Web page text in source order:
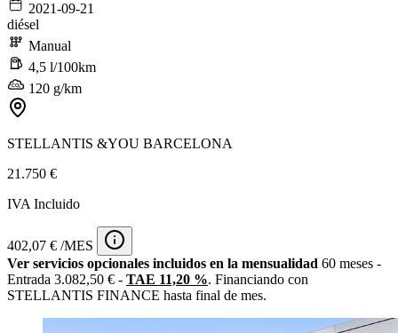
2021-09-21
diésel
Manual
4,5 l/100km
120 g/km
STELLANTIS &YOU BARCELONA
21.750 €
IVA Incluido
402,07 € /MES
Ver servicios opcionales incluidos en la mensualidad 60 meses -
Entrada 3.082,50 € - TAE 11,20 %. Financiando con
STELLANTIS FINANCE hasta final de mes.